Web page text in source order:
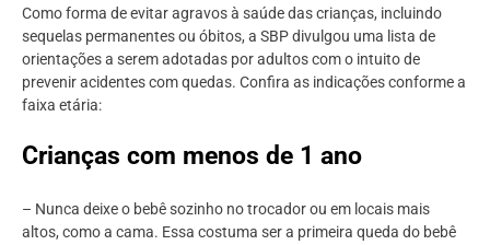
Como forma de evitar agravos à saúde das crianças, incluindo
sequelas permanentes ou óbitos, a SBP divulgou uma lista de
orientações a serem adotadas por adultos com o intuito de
prevenir acidentes com quedas. Confira as indicações conforme a
faixa etária:
Crianças com menos de 1 ano
– Nunca deixe o bebê sozinho no trocador ou em locais mais
altos, como a cama. Essa costuma ser a primeira queda do bebê